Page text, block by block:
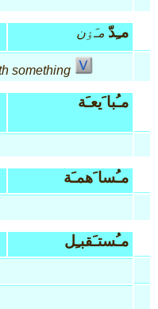
مـِدّ مـَٶن
something
مـُبا َيعـَة
مـُسا َهمـَة
مـُستـَقبـِل